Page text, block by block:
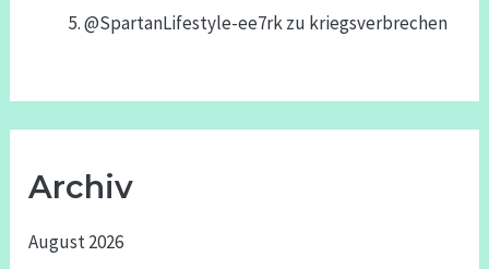
@SpartanLifestyle-ee7rkzu kriegsverbrechen
Archiv
August 2026